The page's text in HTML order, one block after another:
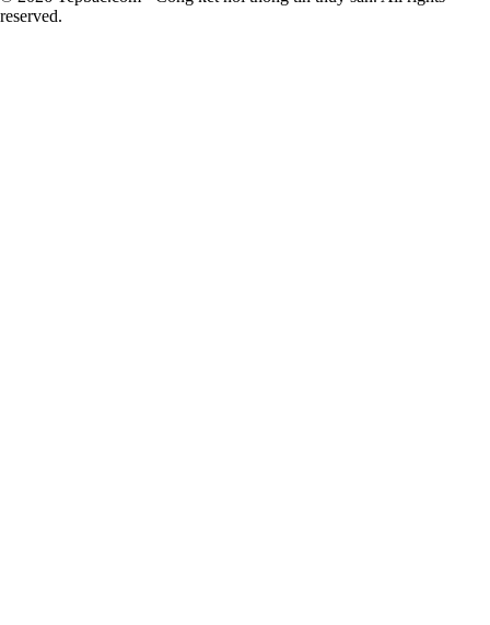
reserved.